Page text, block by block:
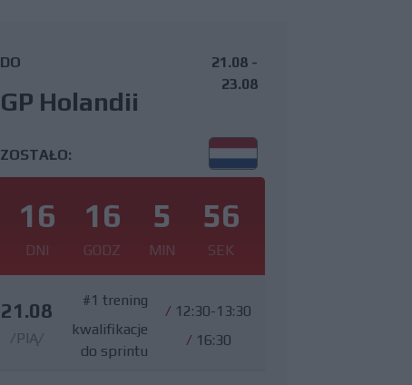
DO
GP Holandii
21.08 -
23.08
ZOSTAŁO:
16
DNI
16
GODZ
5
MIN
55
SEK
21.08
/PIĄ/
#1 trening
kwalifikacje
do sprintu
/ 12:30-13:30
/ 16:30